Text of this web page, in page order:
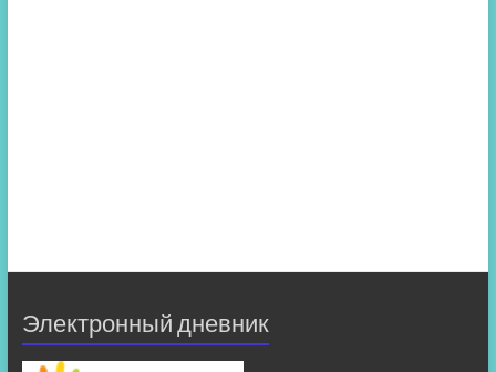
Электронный дневник